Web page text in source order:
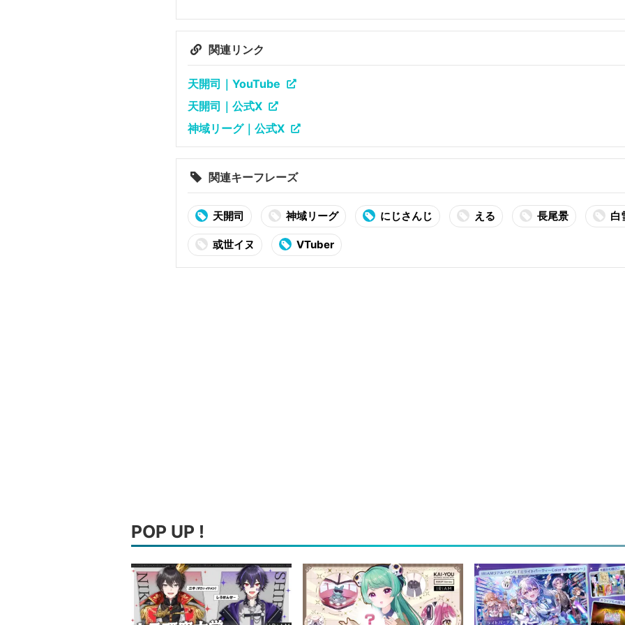
関連リンク
天開司｜YouTube
天開司｜公式X
神域リーグ｜公式X
関連キーフレーズ
天開司 神域リーグ にじさんじ える 長尾景 白
或世イヌ VTuber
POP UP !